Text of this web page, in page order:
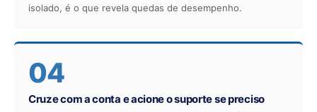
isolado, é o que revela quedas de desempenho.
04
Cruze com a conta e acione o suporte se preciso